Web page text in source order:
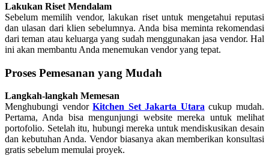
Lakukan Riset Mendalam
Sebelum memilih vendor, lakukan riset untuk mengetahui reputasi
dan ulasan dari klien sebelumnya. Anda bisa meminta rekomendasi
dari teman atau keluarga yang sudah menggunakan jasa vendor. Hal
ini akan membantu Anda menemukan vendor yang tepat.
Proses Pemesanan yang Mudah
Langkah-langkah Memesan
Menghubungi vendorKitchen Set Jakarta Utara cukup mudah.
Pertama, Anda bisa mengunjungi website mereka untuk melihat
portofolio. Setelah itu, hubungi mereka untuk mendiskusikan desain
dan kebutuhan Anda. Vendor biasanya akan memberikan konsultasi
gratis sebelum memulai proyek.